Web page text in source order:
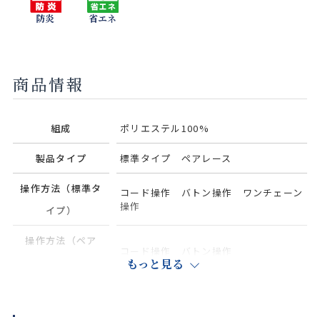
防炎 省エネ
商品情報
組成 ポリエステル100%
製品タイプ 標準タイプ ペアレース
操作方法（標準タ
イプ）
コード操作 バトン操作 ワンチェーン
操作
操作方法（ペア
コード操作 バトン操作
もっと見る